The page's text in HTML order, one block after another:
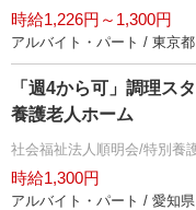
時給1,226円～1,300円
アルバイト・パート / 東京都
「週4から可」調理ス
養護老人ホーム
社会福祉法人順明会/特別養
時給1,300円
アルバイト・パート / 愛知県